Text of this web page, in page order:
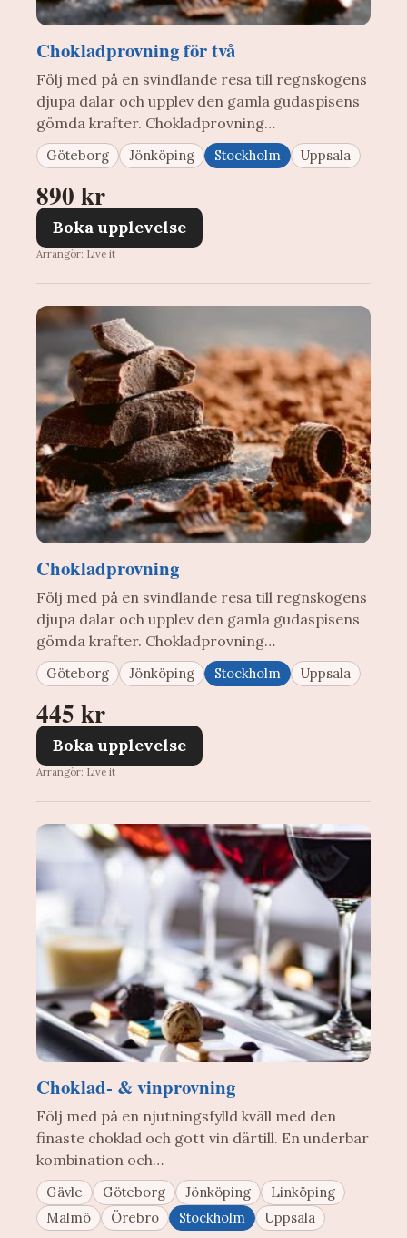
Chokladprovning för två
Följ med på en svindlande resa till regnskogens
djupa dalar och upplev den gamla gudaspisens
gömda krafter. Chokladprovning…
Göteborg Jönköping Stockholm Uppsala
890 kr
Boka upplevelse
Arrangör: Live it
Chokladprovning
Följ med på en svindlande resa till regnskogens
djupa dalar och upplev den gamla gudaspisens
gömda krafter. Chokladprovning…
Göteborg Jönköping Stockholm Uppsala
445 kr
Boka upplevelse
Arrangör: Live it
Choklad- & vinprovning
Följ med på en njutningsfylld kväll med den
finaste choklad och gott vin därtill. En underbar
kombination och…
Gävle Göteborg Jönköping
Linköping
Malmö
Örebro Stockholm Uppsala